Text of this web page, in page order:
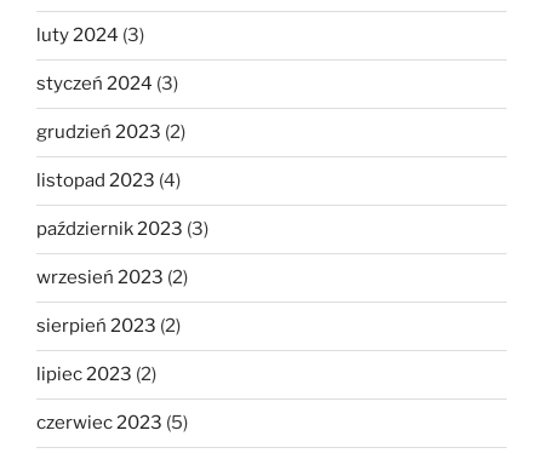
luty 2024 (3)
styczeń 2024 (3)
grudzień 2023 (2)
listopad 2023 (4)
październik 2023 (3)
wrzesień 2023 (2)
sierpień 2023 (2)
lipiec 2023 (2)
czerwiec 2023 (5)